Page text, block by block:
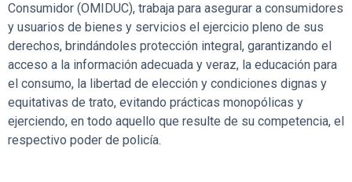
Consumidor (OMIDUC), trabaja para asegurar a consumidores
y usuarios de bienes y servicios el ejercicio pleno de sus
derechos, brindándoles protección integral, garantizando el
acceso a la información adecuada y veraz, la educación para
el consumo, la libertad de elección y condiciones dignas y
equitativas de trato, evitando prácticas monopólicas y
ejerciendo, en todo aquello que resulte de su competencia, el
respectivo poder de policía.